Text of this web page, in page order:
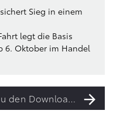
Sieg in einem
legt die Basis
6. Oktober im Handel
Zu den Downloads